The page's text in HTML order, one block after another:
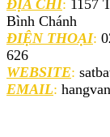
ĐỊA CHỈ: 1157
Bình Chánh
ĐIỆN THOẠI:
626
WEBSITE:
EMAIL: